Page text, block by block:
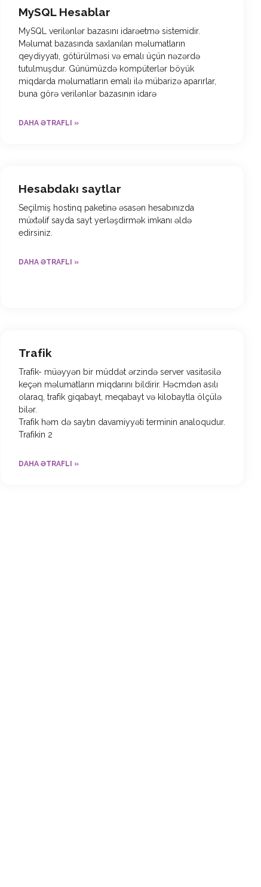
MySQL Hesablar
MySQL verilənlər bazasını idarəetmə sistemidir.
Məlumat bazasında saxlanılan məlumatların
qeydiyyatı, götürülməsi və emalı üçün nəzərdə
tutulmuşdur. Günümüzdə kompüterlər böyük
miqdarda məlumatların emalı ilə mübarizə aparırlar,
buna görə verilənlər bazasının idarə
DAHA ƏTRAFLI »
Hesabdakı saytlar
Seçilmiş hostinq paketinə əsasən hesabınızda
müxtəlif sayda sayt yerləşdirmək imkanı əldə
edirsiniz.
DAHA ƏTRAFLI »
Trafik
Trafik- müəyyən bir müddət ərzində server vasitəsilə
keçən məlumatların miqdarını bildirir. Həcmdən asılı
olaraq, trafik giqabayt, meqabayt və kilobaytla ölçülə
bilər.
Trafik həm də saytın davamiyyəti terminin analoqudur.
Trafikin 2
DAHA ƏTRAFLI »